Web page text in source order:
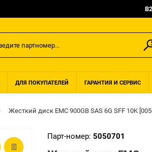
ДЛЯ ПОКУПАТЕЛЕЙ ГАРАНТИЯ И СЕРВИС
Жесткий диск EMC 900GB SAS 6G SFF 10K
Парт-номер: 5050701